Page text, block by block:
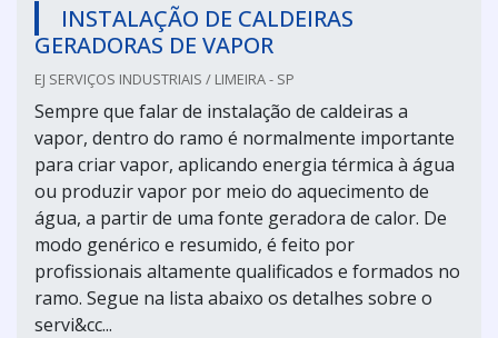
INSTALAÇÃO DE CALDEIRAS
GERADORAS DE VAPOR
EJ SERVIÇOS INDUSTRIAIS / LIMEIRA - SP
Sempre que falar de instalação de caldeiras a
vapor, dentro do ramo é normalmente importante
para criar vapor, aplicando energia térmica à água
ou produzir vapor por meio do aquecimento de
água, a partir de uma fonte geradora de calor. De
modo genérico e resumido, é feito por
profissionais altamente qualificados e formados no
ramo. Segue na lista abaixo os detalhes sobre o
servi&cc...